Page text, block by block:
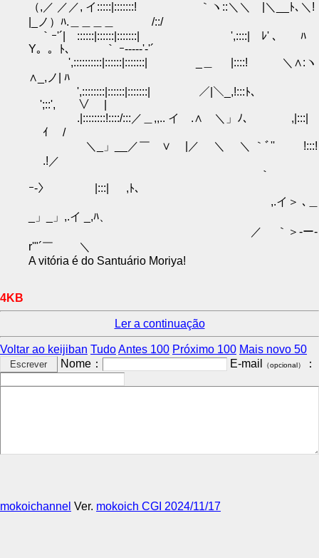
（,／ ／／, イ:::::|:::::::! ｀ヽ::＼＼ |＼__ﾄ､＼!
|_ノ）ﾊ.＿＿＿＿ /::/
｀ｰ'´|￣::::::|::::::|:::::::| ',::::| ﾚ' 、 ﾊ
Y。。ﾄ、 ｀ ｰ-----'‐'´
',::::::::::|::::::|:::::::| _＿ |::::! ＼∧:ヽ
∧_,ノ| ﾊ
',::::::::|::::::|:::::::| ／|＼_,!:::ﾄ、
';::', ∨ |
.|::::::::!::::/:::／＿,,.. イ .∧ ＼」ﾉ､ ,|:::|
ｲ /
＼_」__／￣ ∨ |／ ＼ ＼ ｀ﾞ'' !:::!
.!／
｀
ｰ-〉 |:::| ,ﾄ、
,.イ＞ ､＿
_」_」,.イ _,ﾊ、
／ ｀＞-ー‐
r'"´￣ ＼
A vitória é do Santuário Moriya!
4KB
Ler a continuação
Voltar ao keijiban TudoAntes 100 Próximo 100 Mais novo 50
Nome：
E-mail （opcional） ：
mokoichannel Ver. mokoich CGI 2024/11/17